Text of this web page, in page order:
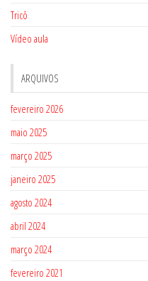
Tricô
Vídeo aula
ARQUIVOS
fevereiro 2026
maio 2025
março 2025
janeiro 2025
agosto 2024
abril 2024
março 2024
fevereiro 2021